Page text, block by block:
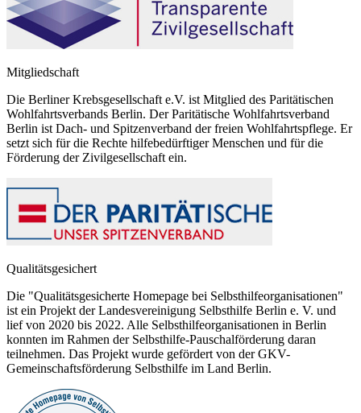
Mitgliedschaft
Die Berliner Krebsgesellschaft e.V. ist Mitglied des Paritätischen
Wohlfahrtsverbands Berlin. Der Paritätische Wohlfahrtsverband
Berlin ist Dach- und Spitzenverband der freien Wohlfahrtspflege. Er
setzt sich für die Rechte hilfebedürftiger Menschen und für die
Förderung der Zivilgesellschaft ein.
Qualitätsgesichert
Die "Qualitätsgesicherte Homepage bei Selbsthilfeorganisationen"
ist ein Projekt der Landesvereinigung Selbsthilfe Berlin e. V. und
lief von 2020 bis 2022. Alle Selbsthilfeorganisationen in Berlin
konnten im Rahmen der Selbsthilfe-Pauschalförderung daran
teilnehmen. Das Projekt wurde gefördert von der GKV-
Gemeinschaftsförderung Selbsthilfe im Land Berlin.